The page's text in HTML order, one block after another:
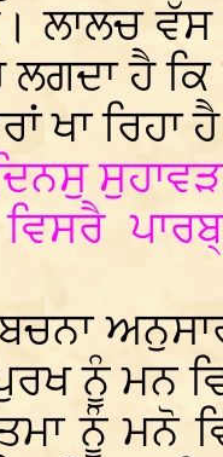
ਲਾਲਚ
ਹੈ
ਖਾ ਰਿਹਾ
ਵਿਸਰੈ
ਨੂੰ ਮਨ
ਨੂੰ ਮਨੋ